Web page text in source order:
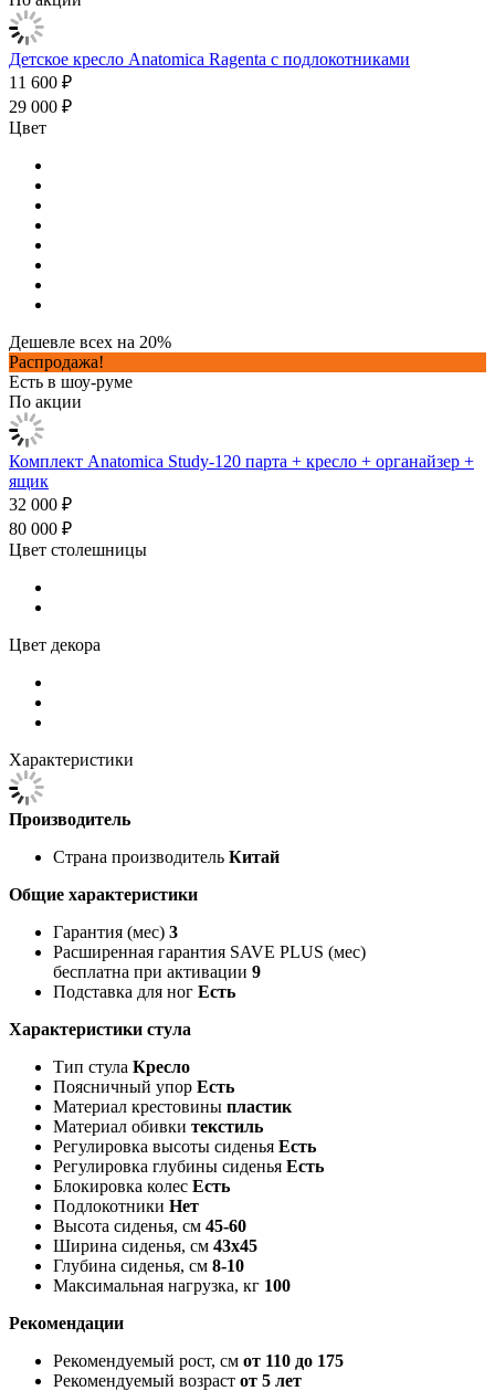
Детское кресло Anatomica Ragenta с подлокотниками
11 600 ₽
29 000 ₽
Цвет
Дешевле всех на 20%
Распродажа!
Есть в шоу-руме
По акции
Комплект Anatomica Study-120 парта + кресло + органайзер +
ящик
32 000 ₽
80 000 ₽
Цвет столешницы
Цвет декора
Характеристики
Производитель
Страна производитель Китай
Общие характеристики
Гарантия (мес) 3
Расширенная гарантия SAVE PLUS (мес)
бесплатна при активации 9
Подставка для ног Есть
Характеристики стула
Тип стула Кресло
Поясничный упор Есть
Материал крестовины пластик
Материал обивки текстиль
Регулировка высоты сиденья Есть
Регулировка глубины сиденья Есть
Блокировка колес Есть
Подлокотники Нет
Высота сиденья, см 45-60
Ширина сиденья, см 43х45
Глубина сиденья, см 8-10
Максимальная нагрузка, кг 100
Рекомендации
Рекомендуемый рост, см от 110 до 175
Рекомендуемый возраст от 5 лет